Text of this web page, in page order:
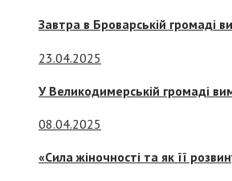
Завтра в Броварській громаді
23.04.2025
У Великодимерській громаді
08.04.2025
«Сила жіночності та як її